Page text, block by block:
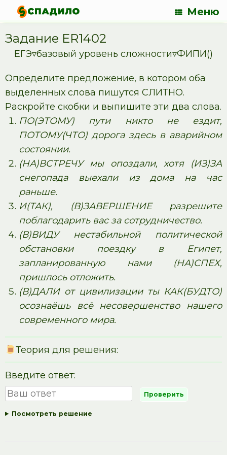
Меню
Задание ER1402
ЕГЭ▿базовый уровень сложности▿ФИПИ()
Определите предложение, в котором оба
выделенных слова пишутся СЛИТНО.
Раскройте скобки и выпишите эти два слова.
ПО(ЭТОМУ) пути никто не ездит,
ПОТОМУ(ЧТО) дорога здесь в аварийном
состоянии.
(НА)ВСТРЕЧУ мы опоздали, хотя (ИЗ)ЗА
снегопада выехали из дома на час
раньше.
И(ТАК), (В)ЗАВЕРШЕНИЕ разрешите
поблагодарить вас за сотрудничество.
(В)ВИДУ нестабильной политической
обстановки поездку в Египет,
запланированную нами (НА)СПЕХ,
пришлось отложить.
(В)ДАЛИ от цивилизации ты КАК(БУДТО)
осознаёшь всё несовершенство нашего
современного мира.
Теория для решения:
Введите ответ:
Посмотреть решение